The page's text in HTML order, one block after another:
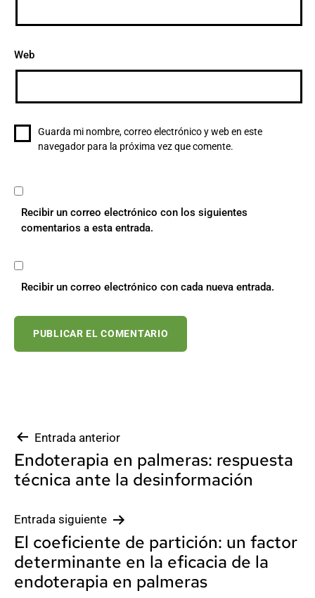
Web
Guarda mi nombre, correo electrónico y web en este
navegador para la próxima vez que comente.
Recibir un correo electrónico con los siguientes
comentarios a esta entrada.
Recibir un correo electrónico con cada nueva entrada.
Navegación
de
entradas
Entrada anterior
Endoterapia en palmeras: respuesta
técnica ante la desinformación
Entrada siguiente
El coeficiente de partición: un factor
determinante en la eficacia de la
endoterapia en palmeras